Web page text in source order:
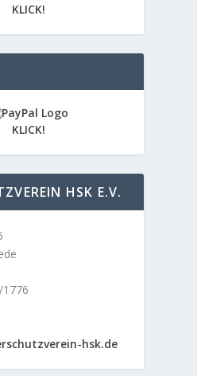
KLICK!
KLICK!
HSK E.V.
hsk.de